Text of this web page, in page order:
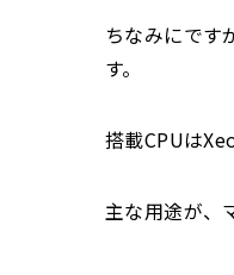
ちなみにです
す。
搭載CPUは
主な用途が、